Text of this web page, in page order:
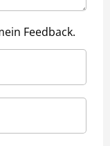
Feedback.